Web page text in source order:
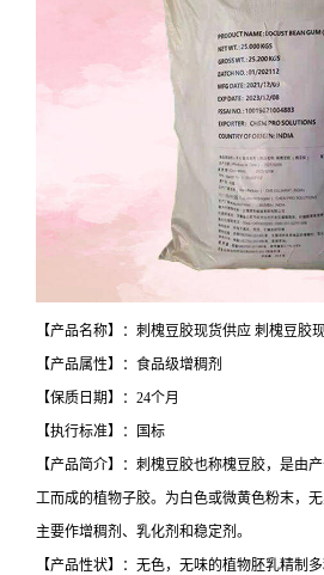
【产品名称】：刺槐豆胶现货供应 刺槐豆胶
【产品属性】：食品级增稠剂
【保质日期】：24个月
【执行标准】：国标
【产品简介】：刺槐豆胶也称槐豆胶，是由
工而成的植物子胶。为白色或微黄色粉末，
主要作增稠剂、乳化剂和稳定剂。
【产品性状】：无色，无味的植物胚乳精制